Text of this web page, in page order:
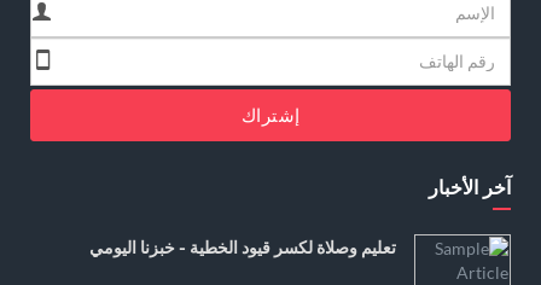
إشتراك
آخر الأخبار
تعليم وصلاة لكسر قيود الخطية - خبزنا اليومي